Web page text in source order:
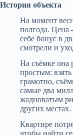
История объекта
На момент
полгода. Цена
себе бонус в
смотрели и
На съёмке она
простым:
грамотно,
самые два
жадноватым
других местах.
Квартире
чтобы найти